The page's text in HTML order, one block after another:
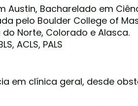
Austin, Bacharelado em
pelo Boulder College of
Norte, Colorado e Alasca.
ACLS, PALS
em clínica geral, desde